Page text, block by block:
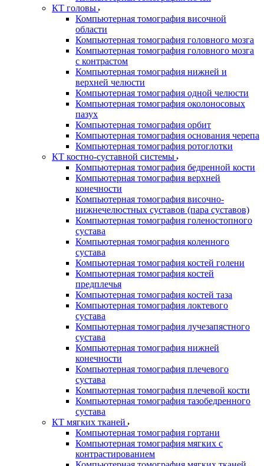
КТ головы
Компьютерная томография височной
области
Компьютерная томография головного мозга
Компьютерная томография головного мозга
с контрастом
Компьютерная томография нижней и
верхней челюсти
Компьютерная томография одной челюсти
Компьютерная томография околоносовых
пазух
Компьютерная томография орбит
Компьютерная томография основания черепа
Компьютерная томография ротоглотки
КТ костно-суставной системы
Компьютерная томография бедренной кости
Компьютерная томография верхней
конечности
Компьютерная томография височно-
нижнечелюстных суставов (пара суставов)
Компьютерная томография голеностопного
сустава
Компьютерная томография коленного
сустава
Компьютерная томография костей голени
Компьютерная томография костей
предплечья
Компьютерная томография костей таза
Компьютерная томография локтевого
сустава
Компьютерная томография лучезапястного
сустава
Компьютерная томография нижней
конечности
Компьютерная томография плечевого
сустава
Компьютерная томография плечевой кости
Компьютерная томография тазобедренного
сустава
КТ мягких тканей
Компьютерная томография гортани
Компьютерная томография мягких с
контрастированием